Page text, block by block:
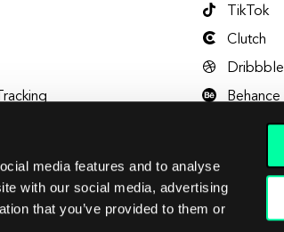
media features and to analyse
with our social media, advertising
that you’ve provided to them or
TikTok
Clutch
Dribbble
Behance